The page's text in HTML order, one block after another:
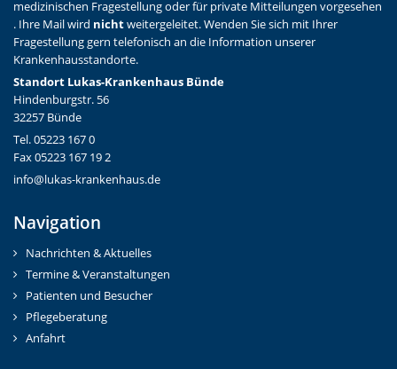
medizinischen Fragestellung oder für private Mitteilungen vorgesehen
. Ihre Mail wird nichtweitergeleitet. Wenden Sie sich mit Ihrer
Fragestellung gern telefonisch an die Information unserer
Krankenhausstandorte.
Standort Lukas-Krankenhaus Bünde
Hindenburgstr. 56
32257 Bünde
Tel. 05223 167 0
Fax 05223 167 19 2
info@lukas-krankenhaus.de
Navigation
Nachrichten & Aktuelles
Termine & Veranstaltungen
Patienten und Besucher
Pflegeberatung
Anfahrt